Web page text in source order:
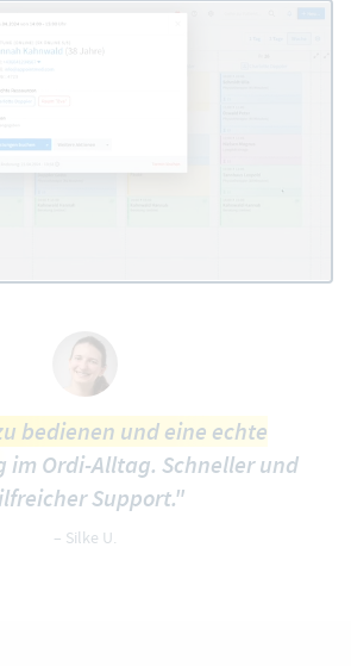
bedienen und eine echte
im Ordi-Alltag. Schneller und
Support."
– Silke U.